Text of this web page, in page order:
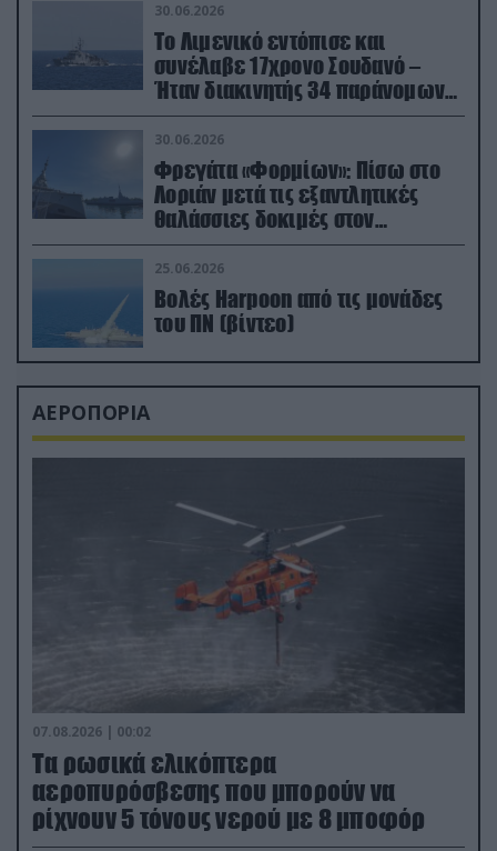
30.06.2026
Το Λιμενικό εντόπισε και
συνέλαβε 17χρονο Σουδανό –
Ήταν διακινητής 34 παράνομων
μεταναστών
30.06.2026
Φρεγάτα «Φορμίων»: Πίσω στο
Λοριάν μετά τις εξαντλητικές
θαλάσσιες δοκιμές στον
απαιτητικό Βισκαϊκό
25.06.2026
Βολές Harpoon από τις μονάδες
του ΠΝ (βίντεο)
ΑΕΡΟΠΟΡΙΑ
07.08.2026 | 00:02
Τα ρωσικά ελικόπτερα
αεροπυρόσβεσης που μπορούν να
ρίχνουν 5 τόνους νερού με 8 μποφόρ